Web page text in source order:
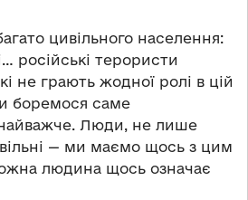
цивільного населення:
російські терористи
не грають жодної ролі в цій
боремося саме
Люди, не лише
— ми маємо щось з цим
людина щось означає